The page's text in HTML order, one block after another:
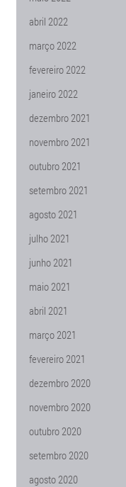
abril 2022
março 2022
fevereiro 2022
janeiro 2022
dezembro 2021
novembro 2021
outubro 2021
setembro 2021
agosto 2021
julho 2021
junho 2021
maio 2021
abril 2021
março 2021
fevereiro 2021
dezembro 2020
novembro 2020
outubro 2020
setembro 2020
agosto 2020